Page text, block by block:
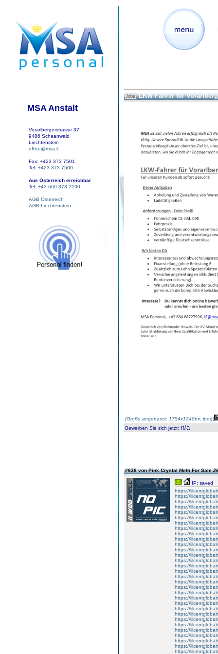
MSA Anstalt
Vorarlbergerstrasse 37
9486 Schaanwald
Liechtenstein
office@msa.li
Fax: +423 373 7501
Tel: +423 373 7500
Aus Österreich erreichbar
Tel: +43 660 373 7100
AGB Österreich
AGB Liechtenstein
Jobs LKW Fahrer für
(Größe angepasst: 1754x1240px, jpeg)
Bewerben Sie sich jetzt: n/a
#638 von Pink Crystal Meth For Sale
IP: saved
https://
https://
https://
https://
https://
https://
https://
https://
https://
https://
https://
https://
https://
https://
https://
https://
https://
https://
https://
https://
https://
https://
https://
https://
https://
https://
https://
https://
https://
https://
https://